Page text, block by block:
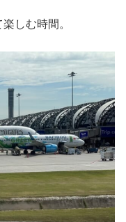
しむ時間。